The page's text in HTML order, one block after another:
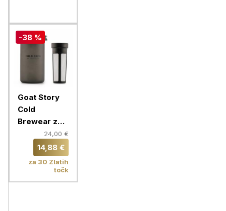
-38 %
Goat Story
Cold
Brewear za
pripravo
kave
24,00 €
14,88 €
za 30 Zlatih
točk